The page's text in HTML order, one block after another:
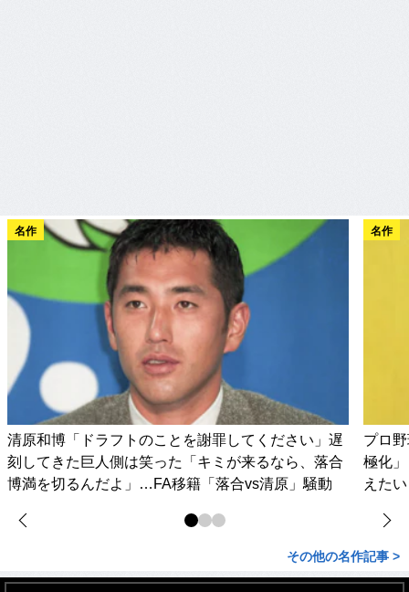
名作
清原和博「ドラフトのことを謝罪してください」遅
刻してきた巨人側は笑った「キミが来るなら、落合
博満を切るんだよ」…FA移籍「落合vs清原」騒動
名作
プロ
極化
えた
その他の名作記事 >